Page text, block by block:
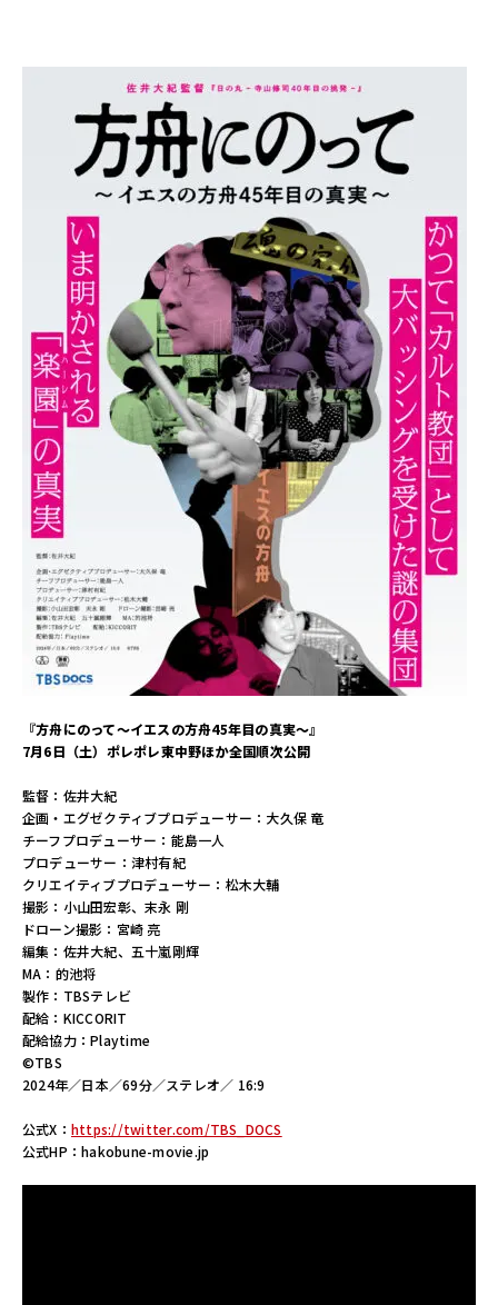
『方舟にのって～イエスの方舟45年目の真実～』
7月6日（土）ポレポレ東中野ほか全国順次公開
監督：佐井大紀
企画・エグゼクティブプロデューサー：大久保 竜
チーフプロデューサー：能島一人
プロデューサー：津村有紀
クリエイティブプロデューサー：松木大輔
撮影：小山田宏彰、末永 剛
ドローン撮影：宮崎 亮
編集：佐井大紀、五十嵐剛輝
MA：的池将
製作：TBSテレビ
配給：KICCORIT
配給協力：Playtime
©TBS
2024年／日本／69分／ステレオ／ 16:9
公式X： https://twitter.com/TBS_DOCS
公式HP：hakobune-movie.jp